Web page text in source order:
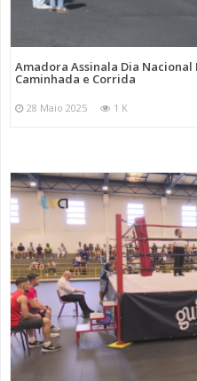
Amadora Assinala Dia
Caminhada e Corrida
28 Maio 2025 1 K